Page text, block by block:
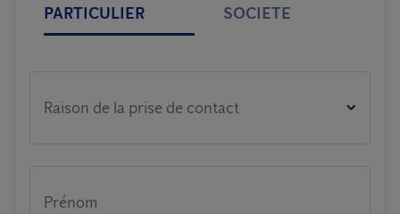
PARTICULIER
SOCIETE
Raison de la prise de contact
Prénom